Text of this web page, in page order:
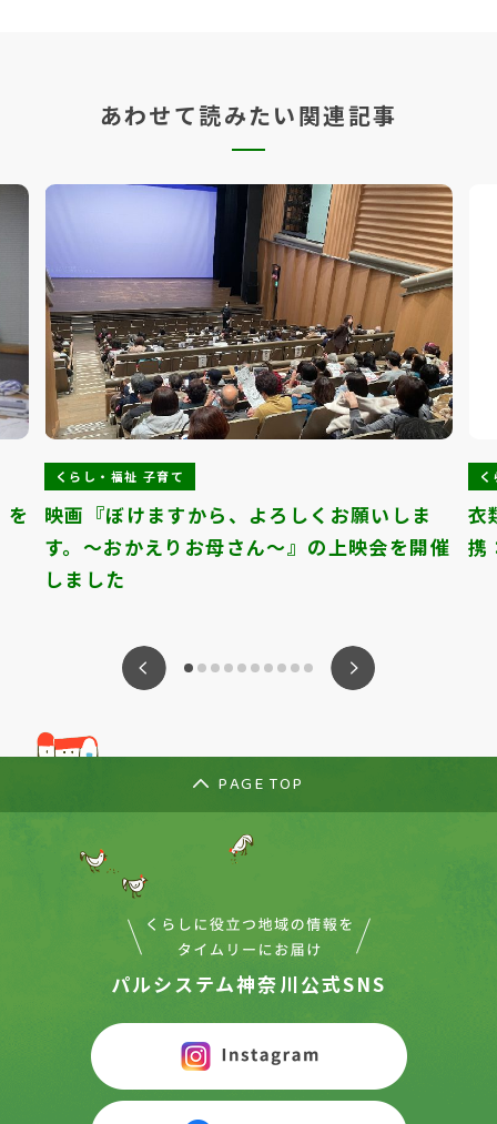
あわせて読みたい関連記事
を
くらし・福祉 子育て
映画『ぼけますから、よろしくお願いしま
す。～おかえりお母さん～』の上映会を開催
しました
衣
携
PAGE TOP
パルシステム神奈川公式SNS